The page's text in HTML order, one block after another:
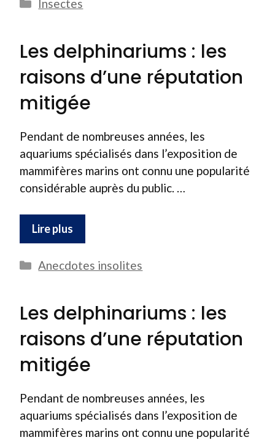
Insectes
Les delphinariums : les
raisons d’une réputation
mitigée
Pendant de nombreuses années, les
aquariums spécialisés dans l’exposition de
mammifères marins ont connu une popularité
considérable auprès du public. …
Lire plus
Catégories
Anecdotes insolites
Les delphinariums : les
raisons d’une réputation
mitigée
Pendant de nombreuses années, les
aquariums spécialisés dans l’exposition de
mammifères marins ont connu une popularité